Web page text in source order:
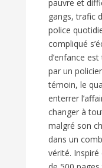
pauvre et
gangs, trafic
police
compliqué
d’enfance
par un
témoin, le
enterrer
changer à
malgré son
dans un
vérité.